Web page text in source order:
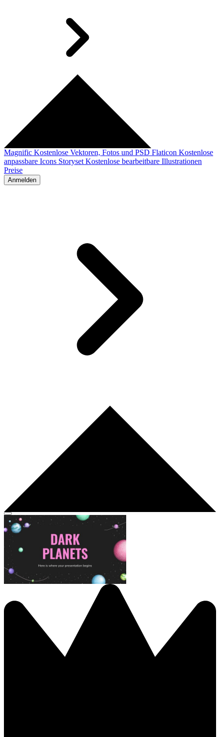
Magnific Kostenlose Vektoren, Fotos und PSD Flaticon Kostenlose
anpassbare Icons Storyset Kostenlose bearbeitbare Illustrationen
Preise
Anmelden